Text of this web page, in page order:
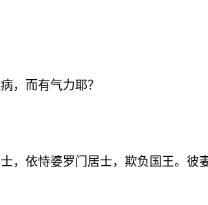
，而有气力耶？
，依恃婆罗门居士，欺负国王。彼